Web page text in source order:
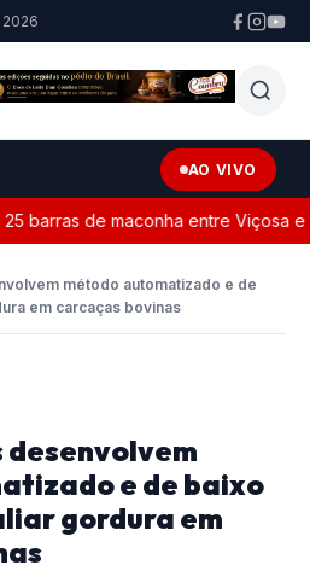
AO VIVO
de maconha entre Viçosa e
método automatizado e de
em carcaças bovinas
desenvolvem
e de baixo
gordura em